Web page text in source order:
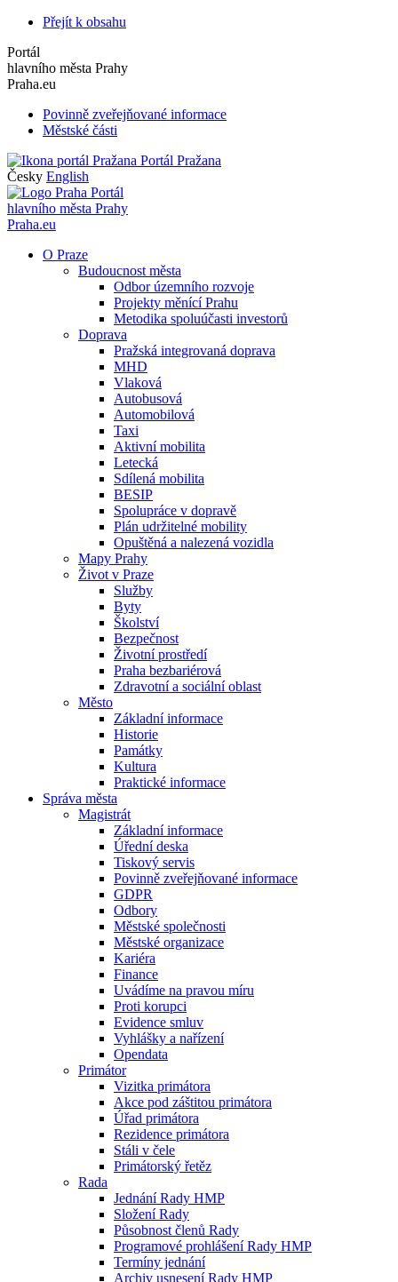
Přejít k obsahu
Portál
hlavního města Prahy
Praha.eu
Povinně zveřejňované informace
Městské části
Portál Pražana
Česky English
Portál
hlavního města Prahy
Praha.eu
O Praze
Budoucnost města
Odbor územního rozvoje
Projekty měnící Prahu
Metodika spoluúčasti investorů
Doprava
Pražská integrovaná doprava
MHD
Vlaková
Autobusová
Automobilová
Taxi
Aktivní mobilita
Letecká
Sdílená mobilita
BESIP
Spolupráce v dopravě
Plán udržitelné mobility
Opuštěná a nalezená vozidla
Mapy Prahy
Život v Praze
Služby
Byty
Školství
Bezpečnost
Životní prostředí
Praha bezbariérová
Zdravotní a sociální oblast
Město
Základní informace
Historie
Památky
Kultura
Praktické informace
Správa města
Magistrát
Základní informace
Úřední deska
Tiskový servis
Povinně zveřejňované informace
GDPR
Odbory
Městské společnosti
Městské organizace
Kariéra
Finance
Uvádíme na pravou míru
Proti korupci
Evidence smluv
Vyhlášky a nařízení
Opendata
Primátor
Vizitka primátora
Akce pod záštitou primátora
Úřad primátora
Rezidence primátora
Stáli v čele
Primátorský řetěz
Rada
Jednání Rady HMP
Složení Rady
Působnost členů Rady
Programové prohlášení Rady HMP
Termíny jednání
Archiv usnesení Rady HMP